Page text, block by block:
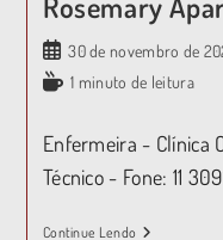
30 de novembro de
1 minuto de leitura
Enfermeira - Clínica
Técnico - Fone: 11
Continue Lendo